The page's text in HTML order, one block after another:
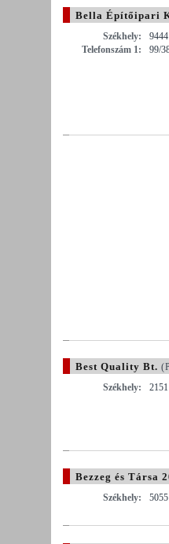
Bella Építőipari
Székhely:
Telefonszám 1:
99/
Best Quality Bt.
Székhely:
Bezzeg és Társa
Székhely: